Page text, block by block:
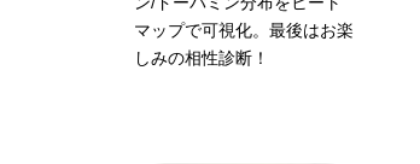
マップで可視化。最後はお楽
しみの相性診断！